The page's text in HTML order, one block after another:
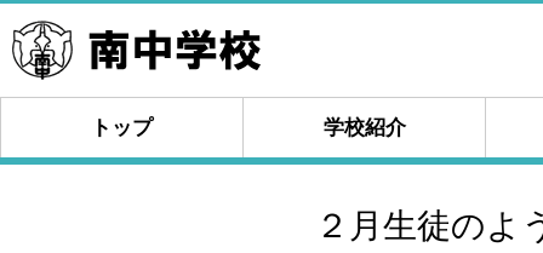
トップ 学校紹介
２月生徒の